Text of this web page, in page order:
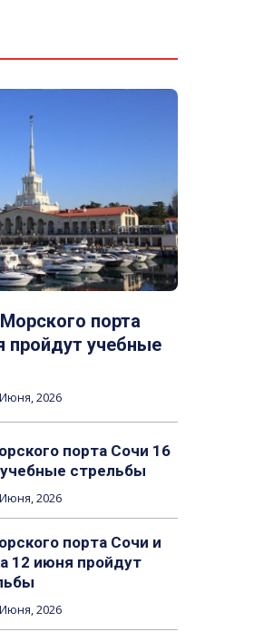
порта
пройдут учебные
2026
порта Сочи 16
стрельбы
2026
порта Сочи и
12 июня пройдут
2026